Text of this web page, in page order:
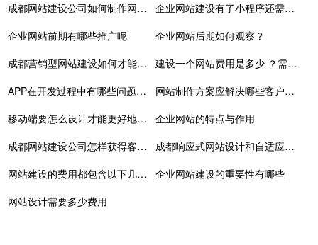
成都网站建设公司如何制作网页的代码?
企业网站建设有了小程序还需要开发APP吗
企业网站前期有哪些推广呢
企业网站后期如何观察？
成都营销型网站建设如何才能更容易获得用户的认可
建设一个网站费用是多少 ？需要多少钱？j桔子建站费用明细解析
APP在开发过程中有哪些问题需要注意
网站制作方案应解决哪些客户需求
移动端要怎么设计才能更好地提升用户的体验？
企业网站的特点与作用
成都网站建设公司怎样获得客户的选择与偏爱
成都响应式网站设计和自适应网站设计的区别？
网站建设的费用都包含以下几个方面
企业网站建设的重要性有哪些
网站设计需要多少费用